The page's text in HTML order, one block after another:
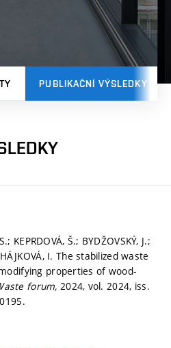
PUBLIKAČNÍ VÝSLEDKY
KEPRDOVÁ, Š.; BYDŽOVSKÝ, J.;
I. The stabilized waste
properties of wood-
forum, 2024, vol. 2024, iss.